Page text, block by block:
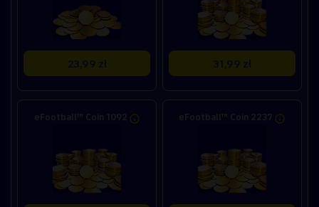
23,99 zł 31,99 zł
eFootball™ Coin 1092 eFootball™ Coin 2237